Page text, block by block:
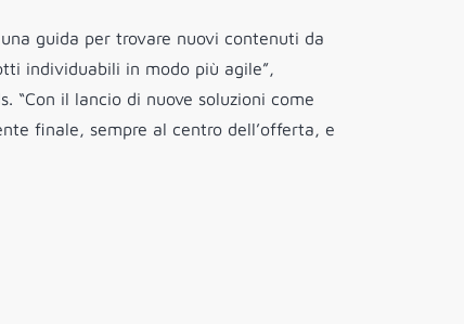
guida per trovare nuovi contenuti da
individuabili in modo più agile”,
“Con il lancio di nuove soluzioni come
finale, sempre al centro dell’offerta, e